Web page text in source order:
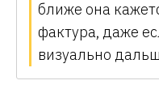
ближе она
фактура, даже
визуально